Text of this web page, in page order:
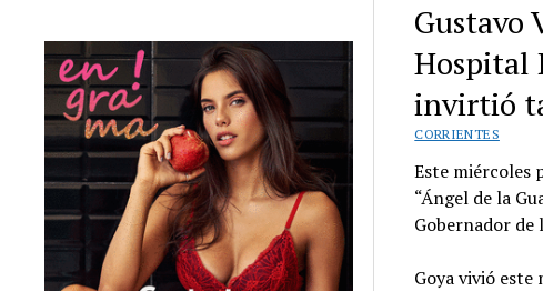
Gustavo
Hospital
invirtió
CORRIENTES
Este miércoles
“Ángel de la
Gobernador de
Goya vivió